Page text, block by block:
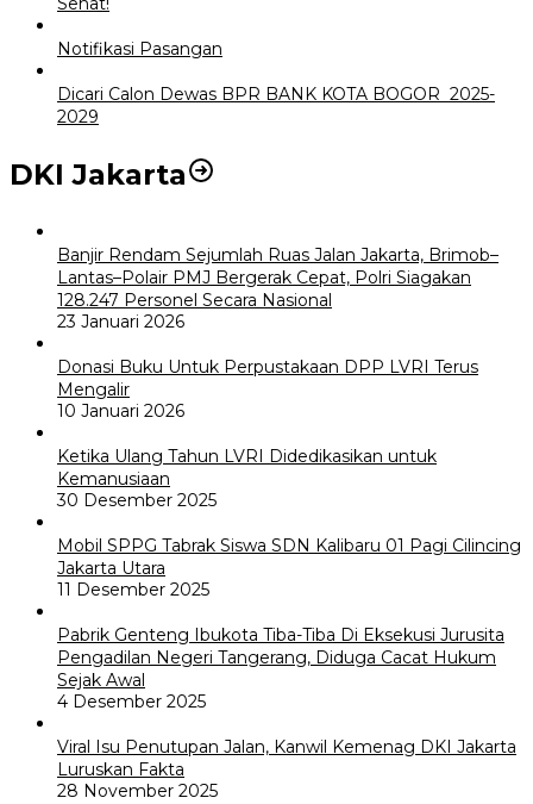
Notifikasi Pasangan
Dicari Calon Dewas BPR BANK KOTA BOGOR 2025-
2029
DKI Jakarta
Banjir Rendam Sejumlah Ruas Jalan Jakarta, Brimob–
Lantas–Polair PMJ Bergerak Cepat, Polri Siagakan
128.247 Personel Secara Nasional
23 Januari 2026
Donasi Buku Untuk Perpustakaan DPP LVRI Terus
Mengalir
10 Januari 2026
Ketika Ulang Tahun LVRI Didedikasikan untuk
Kemanusiaan
30 Desember 2025
Mobil SPPG Tabrak Siswa SDN Kalibaru 01 Pagi Cilincing
Jakarta Utara
11 Desember 2025
Pabrik Genteng Ibukota Tiba-Tiba Di Eksekusi Jurusita
Pengadilan Negeri Tangerang, Diduga Cacat Hukum
Sejak Awal
4 Desember 2025
Viral Isu Penutupan Jalan, Kanwil Kemenag DKI Jakarta
Luruskan Fakta
28 November 2025